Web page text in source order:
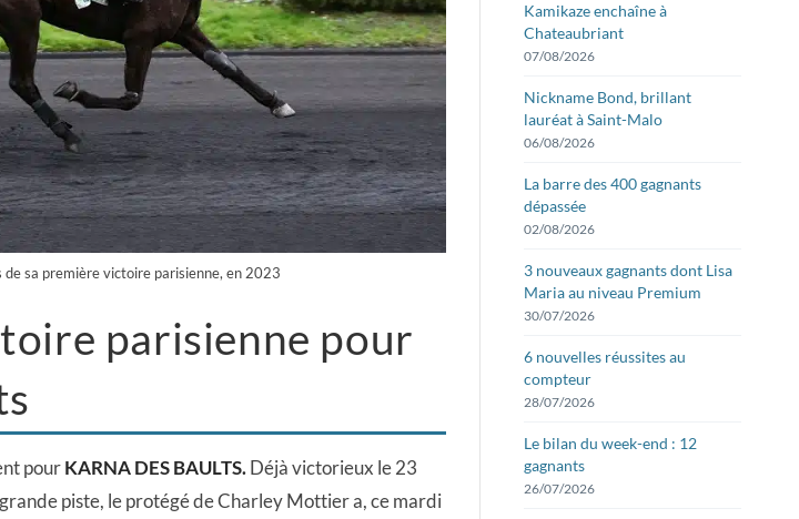
de sa première victoire parisienne, en 2023
parisienne pour
pourKARNA DES BAULTS.Déjà victorieux le 23
piste, le protégé de Charley Mottier a, ce mardi
Kamikaze enchaîne à
Chateaubriant
07/08/2026
Nickname Bond, brillant
lauréat à Saint-Malo
06/08/2026
La barre des 400 gagnants
dépassée
02/08/2026
3 nouveaux gagnants dont Lisa
Maria au niveau Premium
30/07/2026
6 nouvelles réussites au
compteur
28/07/2026
Le bilan du week-end : 12
gagnants
26/07/2026